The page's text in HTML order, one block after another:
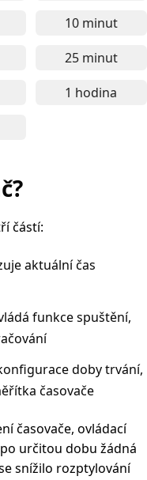
- pro krátké
10 minut
25 minut
1 hodina
- ideální pro
online časovač -
částí:
aktuální čas
funkce spuštění,
doby trvání,
časovače
časovače, ovládací
určitou dobu žádná
snížilo rozptylování